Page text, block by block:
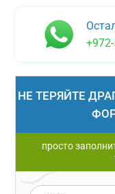
НЕ ТЕРЯЙТЕ
просто